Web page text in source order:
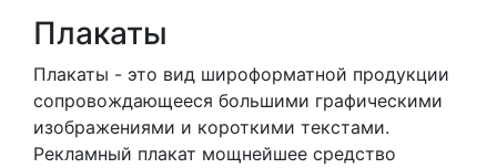
Плакаты
Плакаты - это вид широформатной продукции
сопровождающееся большими графическими
изображениями и короткими текстами.
Рекламный плакат мощнейшее средство